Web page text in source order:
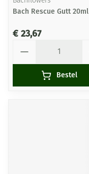
Bach Rescue Gutt 20ml
€ 23,67
Bestel